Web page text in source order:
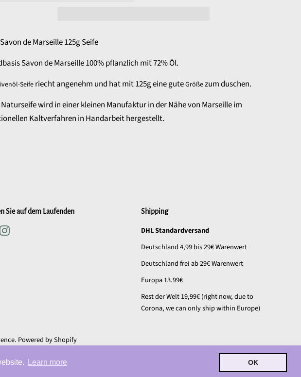
Learn more OK
de Marseille 125g Seife
Savon de Marseille 100% pflanzlich mit 72% Öl.
Seife riecht angenehm und hat mit 125g eine guteGrößezum duschen.
Naturseife wird in einer kleinen Manufaktur in der Nähe von Marseille im
Kaltverfahren in Handarbeit hergestellt.
Sie auf dem Laufenden Shipping
DHL Standardversand
Deutschland 4,99 bis 29€ Warenwert
Deutschland frei ab 29€ Warenwert
Europa 13.99€
Rest der Welt 19,99€ (right now, due to
Corona, we can only ship within Europe)
. Powered by Shopify